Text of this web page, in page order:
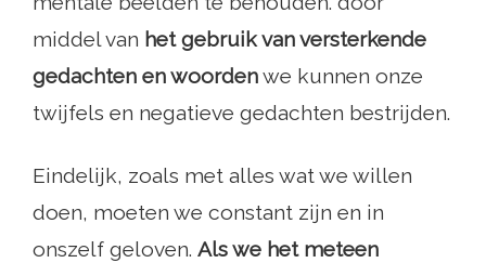
middel van het gebruik van versterkende
gedachten en woordenwe kunnen onze
twijfels en negatieve gedachten bestrijden.
Eindelijk, zoals met alles wat we willen
doen, moeten we constant zijn en in
onszelf geloven. Als we het meteen